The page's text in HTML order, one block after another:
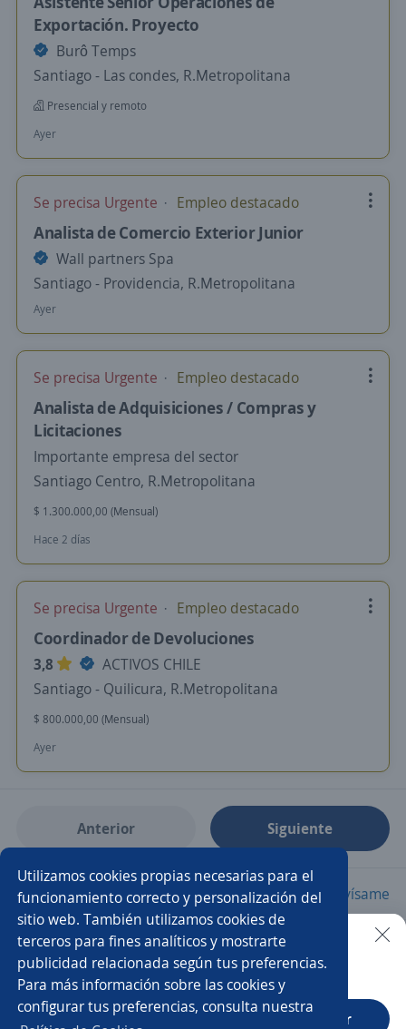
Utilizamos cookies propias necesarias para el
funcionamiento correcto y personalización del
sitio web. También utilizamos cookies de
terceros para fines analíticos y mostrarte
publicidad relacionada según tus preferencias.
Para más información sobre las cookies y
configurar tus preferencias, consulta nuestra
Exportación. Proyecto
Burô Temps
Santiago - Las condes, R.Metropolitana
Presencial y remoto
Ayer
Se precisa Urgente Empleo destacado
Analista de Comercio Exterior Junior
Wall partners Spa
Santiago - Providencia, R.Metropolitana
Ayer
Se precisa Urgente Empleo destacado
Analista de Adquisiciones / Compras y
Licitaciones
Importante empresa del sector
Santiago Centro, R.Metropolitana
$ 1.300.000,00 (Mensual)
Hace 2 días
Se precisa Urgente Empleo destacado
Coordinador de Devoluciones
3,8
ACTIVOS CHILE
Santiago - Quilicura, R.Metropolitana
$ 800.000,00 (Mensual)
Ayer
Anterior Siguiente
Nuevas ofertas de empleo Avísame
Empleos similares
Exportaciones Analista de comercio internacional
Buscar es más fácil en la app
CT App Abrir